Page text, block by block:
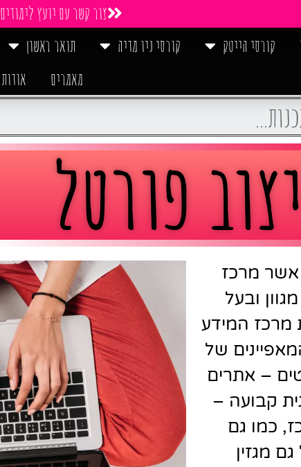
צור קשר עם יועץ לימודים
קורסי הייטק קורסי ניו מדיה תואר ראשון
מאמרים
אודות
פורטל
אשר מרכז
ובעל
מרכז המידע
של
– אתרים
קבועה –
כמו גם
מגזין